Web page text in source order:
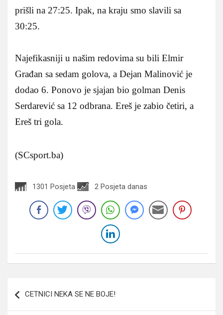
prišli na 27:25. Ipak, na kraju smo slavili sa
30:25.
Najefikasniji u našim redovima su bili Elmir
Građan sa sedam golova, a Dejan Malinović je
dodao 6. Ponovo je sjajan bio golman Denis
Serdarević sa 12 odbrana. Ereš je zabio četiri, a
Ereš tri gola.
(SCsport.ba)
1301 Posjeta 2 Posjeta danas
članaka
CETNICI NEKA SE NE BOJE!